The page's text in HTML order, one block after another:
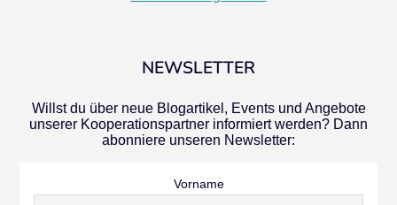
NEWSLETTER
Willst du über neue Blogartikel, Events und Angebote
unserer Kooperationspartner informiert werden? Dann
abonniere unseren Newsletter:
Vorname